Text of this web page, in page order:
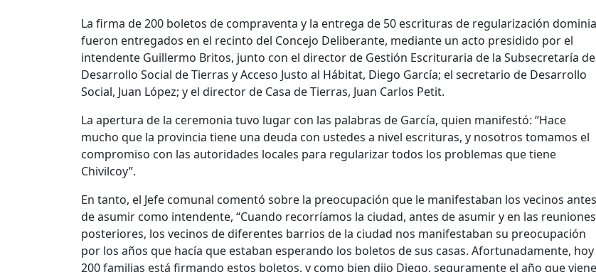
La firma de 200 boletos de compraventa y la entrega de 50 escrituras de regularización
fueron entregados en el recinto del Concejo Deliberante, mediante un acto presidido por el
intendente Guillermo Britos, junto con el director de Gestión Escrituraria de la Subsecretaría de
Desarrollo Social de Tierras y Acceso Justo al Hábitat, Diego García; el secretario de Desarrollo
Social, Juan López; y el director de Casa de Tierras, Juan Carlos Petit.
La apertura de la ceremonia tuvo lugar con las palabras de García, quien manifestó: “Hace
mucho que la provincia tiene una deuda con ustedes a nivel escrituras, y nosotros tomamos el
compromiso con las autoridades locales para regularizar todos los problemas que tiene
Chivilcoy”.
En tanto, el Jefe comunal comentó sobre la preocupación que le manifestaban los vecinos antes
de asumir como intendente, “Cuando recorríamos la ciudad, antes de asumir y en las reuniones
posteriores, los vecinos de diferentes barrios de la ciudad nos manifestaban su preocupación
por los años que hacía que estaban esperando los boletos de sus casas. Afortunadamente, hoy
200 familias está firmando estos boletos, y como bien dijo Diego, seguramente el año que viene